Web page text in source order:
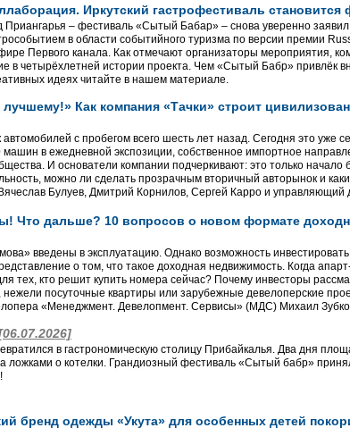
Иркутский гастрофестиваль
Приангарья – фестиваль «Сытый Бабар» – снова уверенно
в области событийного туризма по версии премии
Первого канала. Как отмечают организаторы мероприятия,
в четырёхлетней истории проекта. Чем «Сытый Бабр» привлёк
идеях читайте в нашем материале.
Как компания «Тачки» строит
с пробегом всего шесть лет назад. Сегодня это уже
в ежедневной экспозиции, собственное импортное
И основатели компании подчеркивают: это только начало
можно ли сделать прозрачным вторичный авторынок и
Булуев, Дмитрий Корнилов, Сергей Карро и
Что дальше? 10 вопросов о новом формате
введены в эксплуатацию. Однако возможность
о том, что такое доходная недвижимость. Когда
тех, кто решит купить номера сейчас? Почему инвесторы
посуточные квартиры или зарубежные девелоперские
«Менеджмент. Девелопмент. Сервисы» (МДС) Михаил
в гастрономическую столицу Прибайкалья. Два дня
ложками о котелки. Грандиозный фестиваль «Сытый бабр»
бренд одежды «Укута» для особенных детей